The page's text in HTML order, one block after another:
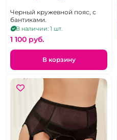
Черный кружевной пояс, с
бантиками.
В наличии: 1 шт.
1 100 pуб.
В корзину